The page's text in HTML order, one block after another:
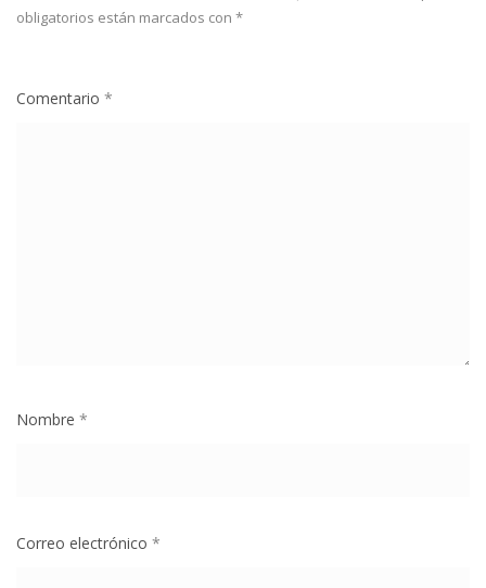
obligatorios están marcados con *
Comentario *
Nombre *
Correo electrónico *